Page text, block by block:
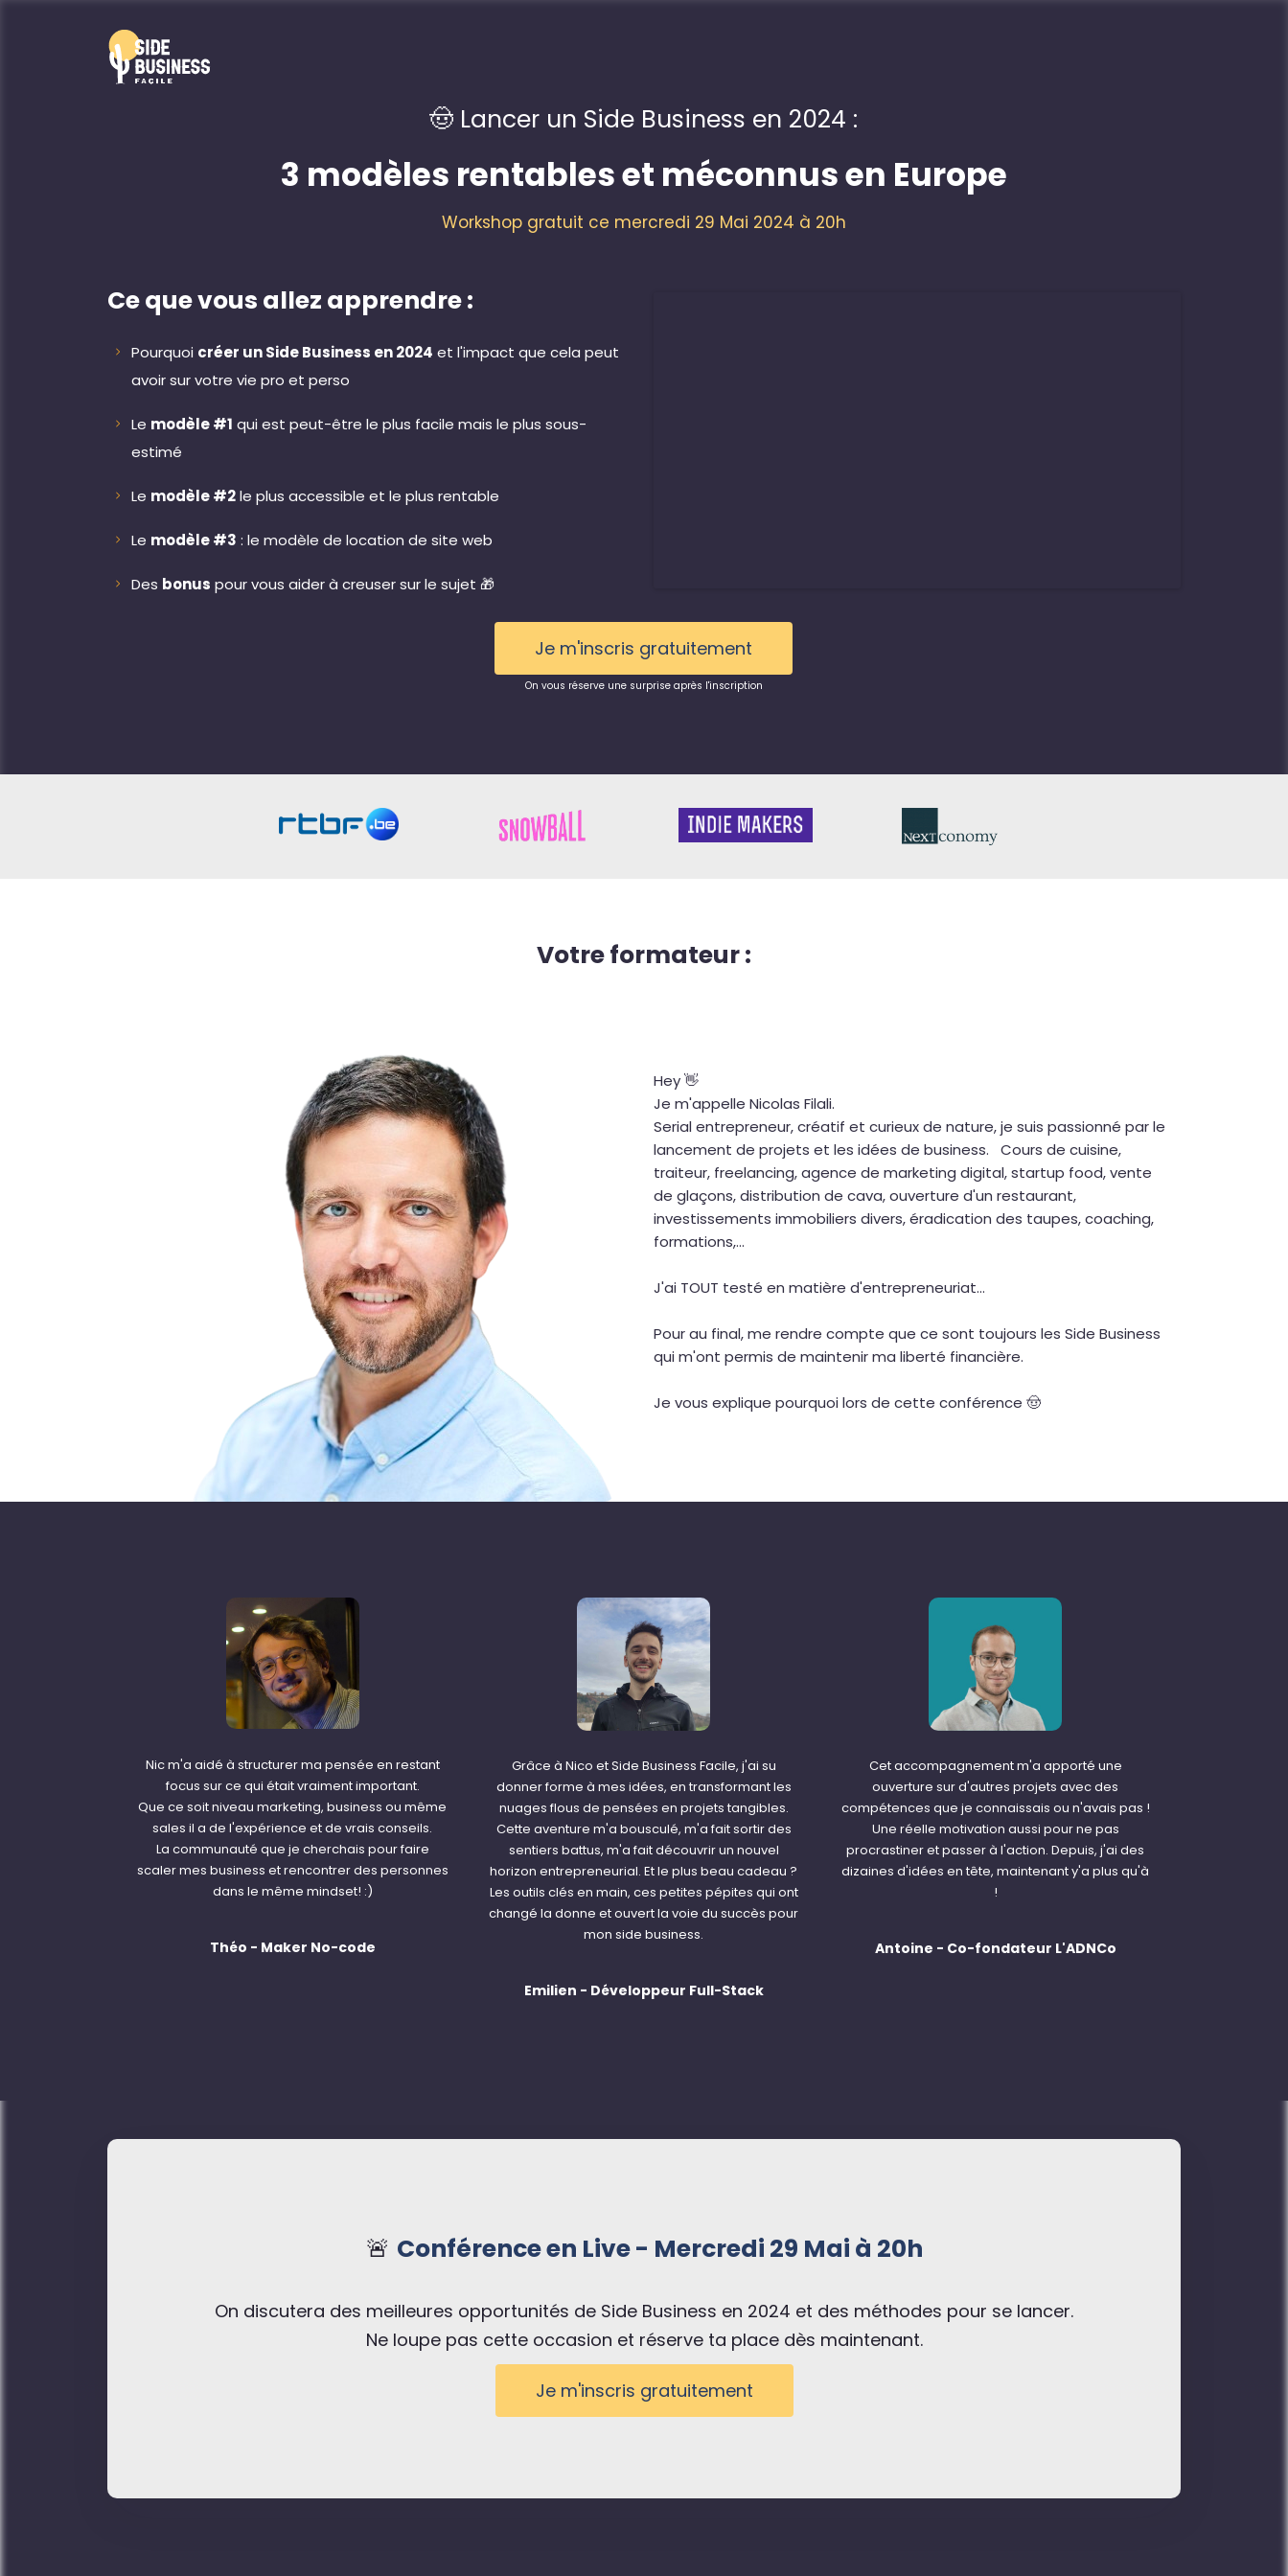
🤠 Lancer un Side Business en 2024 :
3 modèles rentables et méconnus en Europe
Workshop gratuit ce mercredi 29 Mai 2024 à 20h
Ce que vous allez apprendre :
Pourquoi créer un Side Business en 2024 et l'impact que cela peut
avoir sur votre vie pro et perso
Le modèle #1 qui est peut-être le plus facile mais le plus sous-
estimé
Le modèle #2le plus accessible et le plus rentable
Le modèle #3 : le modèle de location de site web
Des bonus pour vous aider à creuser sur le sujet 🎁
Je m'inscris gratuitement
On vous réserve une surprise après l'inscription
Votre formateur :
Hey 👋
Je m'appelle Nicolas Filali.
Serial entrepreneur, créatif et curieux de nature, je suis passionné par le
lancement de projets et les idées de business. Cours de cuisine,
traiteur, freelancing, agence de marketing digital, startup food, vente
de glaçons, distribution de cava, ouverture d'un restaurant,
investissements immobiliers divers, éradication des taupes, coaching,
formations,...
J'ai TOUT testé en matière d'entrepreneuriat...
Pour au final, me rendre compte que ce sont toujours les Side Business
qui m'ont permis de maintenir ma liberté financière.
Je vous explique pourquoi lors de cette conférence 🤠
Nic m'a aidé à structurer ma pensée en restant
focus sur ce qui était vraiment important.
Que ce soit niveau marketing, business ou même
sales il a de l'expérience et de vrais conseils.
La communauté que je cherchais pour faire
scaler mes business et rencontrer des personnes
dans le même mindset! :)
Théo - Maker No-code
Grâce à Nico et Side Business Facile, j'ai su
donner forme à mes idées, en transformant les
nuages flous de pensées en projets tangibles.
Cette aventure m'a bousculé, m'a fait sortir des
sentiers battus, m'a fait découvrir un nouvel
horizon entrepreneurial. Et le plus beau cadeau ?
Les outils clés en main, ces petites pépites qui ont
changé la donne et ouvert la voie du succès pour
mon side business.
Emilien - Développeur Full-Stack
Cet accompagnement m'a apporté une
ouverture sur d'autres projets avec des
compétences que je connaissais ou n'avais pas !
Une réelle motivation aussi pour ne pas
procrastiner et passer à l'action. Depuis, j'ai des
dizaines d'idées en tête, maintenant y'a plus qu'à
!
Antoine - Co-fondateur L'ADNCo
🚨 Conférence en Live - Mercredi 29 Mai à 20h
On discutera des meilleures opportunités de Side Business en 2024 et des méthodes pour se lancer.
Ne loupe pas cette occasion et réserve ta place dès maintenant.
Je m'inscris gratuitement